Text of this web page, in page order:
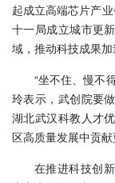
起成立高端芯片产
十一局成立城市更
域，推动科技成果加
“坐不住、慢不
玲表示，武创院要
湖北武汉科教人才
区高质量发展中贡献
在推进科技创